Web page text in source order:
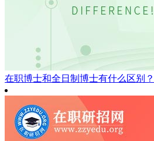
在职博士和全日制博士有什么区别？